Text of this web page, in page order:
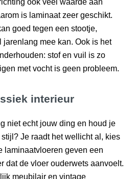
ook veel waarde aan
is laminaat zeer geschikt.
goed tegen een stootje,
jarenlang mee kan. Ook is het
stof en vuil is zo
met vocht is geen probleem.
interieur
niet echt jouw ding en houd je
Je raadt het wellicht al, kies
laminaatvloeren geven een
dat de vloer ouderwets aanvoelt.
meubilair en vintage